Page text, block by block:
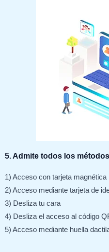
5. Admite todos los
1) Acceso con tarjeta magnética
2) Acceso mediante tarjeta de
3) Desliza tu cara
4) Desliza el acceso al código
5) Acceso mediante huella